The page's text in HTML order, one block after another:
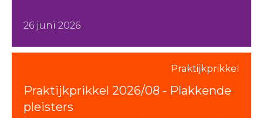
26 juni 2026
Praktijkprikkel
Praktijkprikkel 2026/08 - Plakkende
pleisters